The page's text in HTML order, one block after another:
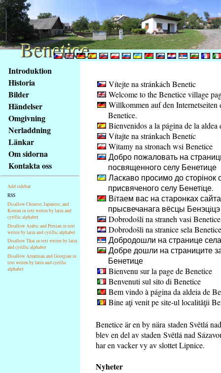
obsah
stránky
Klávesové
zkratky
tomto
webu
základní
Hlavní
strana
Introduktion
Historia
Bilder
Händelser
Omgivning
Nerladdning
Länkar
Om sidorna
Kontakta oss
Add sidebar
RSS
Disallow Chinese, Japanese, and
Korean in text writen by latin and
cyrillic alphabet
Disallow Arabic and Persian in text
writen by latin and cyrillic alphabet
Disallow Thai in text writen by latin
and cyrillic alphabet
Disallow Armenian and Georgian in
text writen by latin and cyrillic
alphabet
Vítejte na stránkách Benetic
Welcome to the Benetice village
Willkommen auf den Internetseiten
Benetice.
Bienvenidos a la página de la aldea
Vítajte na stránkach Benetíc
Witamy na stronach wsi Benetice
Добро пожаловать на
посвященного селу Бенетице
Ласкаво просимо до сторінок
присвяченого селу Бенетiце.
Вiтаем вас на старонках
прысвечанага вёсцы Бенэцiцэ
Dobrodošli na straneh vasi Benetice
Dobrodošli na stranice sela Benetice
Добродошли на странице
Добре дошли на страниците
Бенетице
Bienvenu sur la page de Benetice
Benvenuti sul sito di Benetice
Bem vindo à página da aldeia de
Bine aţi venit pe site-ul localităţii
Benetice är en by nära staden Světlá
blev en del av staden Světlá nad
har en vacker vy av slottet Lipnice.
Nyheter
Benetice
Benetice